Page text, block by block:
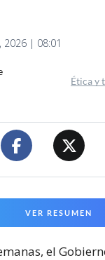
2026 | 08:01
Ética y
VER RESUMEN
el